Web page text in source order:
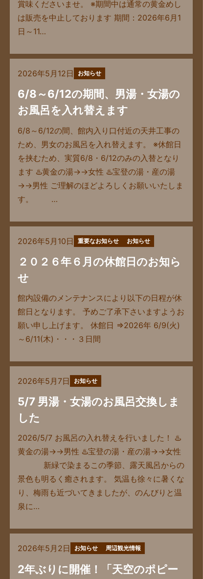
賞味くださいませ。 ※期間中は通常の黄金めし
は販売を中止しております 期間：2026年6月1
日～11…
2026年5月12日 お知らせ
6/8～6/12の期間、男湯・女湯の
お風呂を入れ替えます
6/8～6/12の間、館内入り口付近の天井工事の
ため、男女のお風呂を入れ替えます。 ※休館日
を挟むため、実質6/8・6/12のみの入替となり
ます ♨️黄金の湯→→女性 ♨️宝登の湯・産の湯
→→男性 ご理解のほどよろしくお願いいたしま
す。 …
2026年5月10日 重要なお知らせ お知らせ
２０２６年６月の休館日のお知ら
せ
館内設備のメンテナンスにより以下の日程が休
館日となります。 予めご了承下さいますようお
願い申し上げます。 休館日 ⇒2026年 6/9(火)
～6/11(木)・・・３日間
2026年5月7日 お知らせ
5/7 男湯・女湯のお風呂交換しま
した
2026/5/7 お風呂の入れ替えを行いました！ ♨️
黄金の湯→→男性 ♨️宝登の湯・産の湯→→女性
新緑で染まるこの季節、露天風呂からの
景色も明るく癒されます。 気温も徐々に暑くな
り、梅雨も近づいてきましたが、のんびりと温
泉に…
2026年5月2日 お知らせ 周辺観光情報
2年ぶりに開催！「天空のポピー